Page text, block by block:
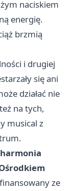
naciskiem
energię.
brzmią
i drugiej
się ani
działać nie
na tych,
musical z
ze